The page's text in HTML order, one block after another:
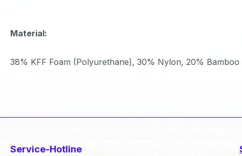
Material:
38% KFF Foam (Polyurethane), 30% Nylon, 20%
Service-Hotline